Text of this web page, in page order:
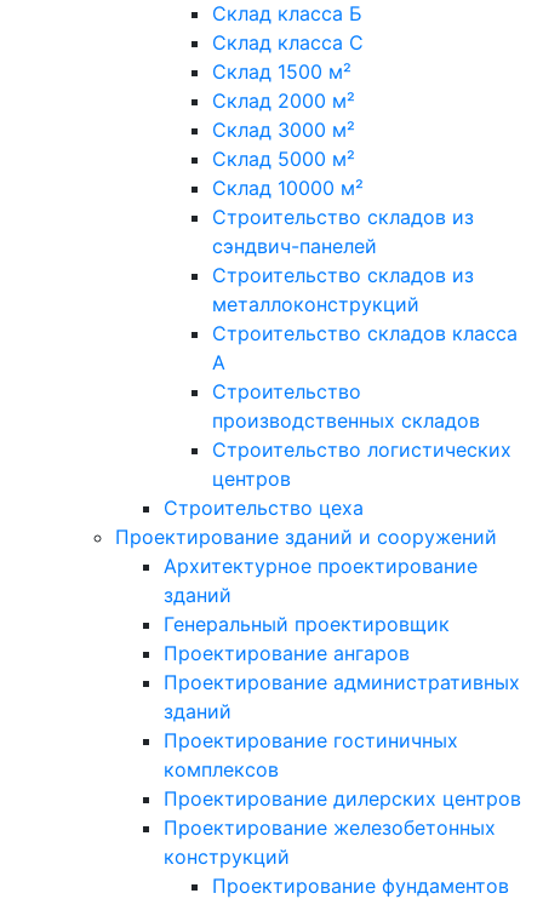
Склад класса Б
Склад класса С
Склад 1500 м²
Склад 2000 м²
Склад 3000 м²
Склад 5000 м²
Склад 10000 м²
Строительство складов из
сэндвич-панелей
Строительство складов из
металлоконструкций
Строительство складов класса
А
Строительство
производственных складов
Строительство логистических
центров
Строительство цеха
Проектирование зданий и сооружений
Архитектурное проектирование
зданий
Генеральный проектировщик
Проектирование ангаров
Проектирование административных
зданий
Проектирование гостиничных
комплексов
Проектирование дилерских центров
Проектирование железобетонных
конструкций
Проектирование фундаментов